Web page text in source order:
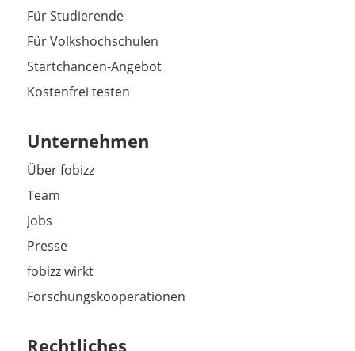
Für Studierende
Für Volkshochschulen
Startchancen-Angebot
Kostenfrei testen
Unternehmen
Über fobizz
Team
Jobs
Presse
fobizz wirkt
Forschungskooperationen
Rechtliches